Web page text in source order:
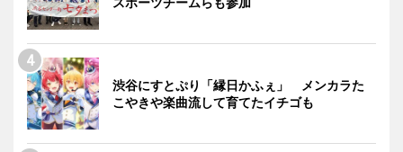
渋谷にすとぷり「縁日かふぇ」 メンカラた
こやきや楽曲流して育てたイチゴも